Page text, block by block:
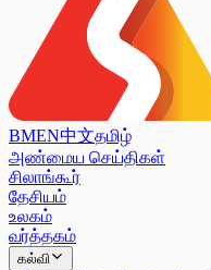
BMEN中文தமிழ்
அண்மைய செய்திகள்
சிலாங்கூர்
தேசியம்
உலகம்
வர்த்தகம்
கல்வி